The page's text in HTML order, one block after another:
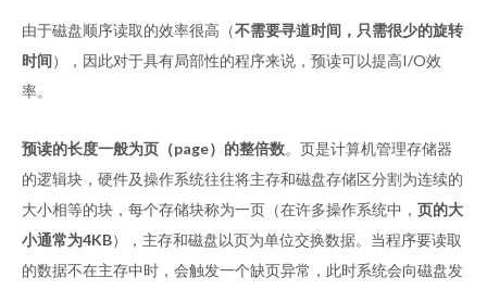
由于磁盘顺序读取的效率很高（不需要寻道时间，只需很少的旋转
时间），因此对于具有局部性的程序来说，预读可以提高I/O效
率。
预读的长度一般为页（page）的整倍数。页是计算机管理存储器
的逻辑块，硬件及操作系统往往将主存和磁盘存储区分割为连续的
大小相等的块，每个存储块称为一页（在许多操作系统中， 页的大
小通常为4KB），主存和磁盘以页为单位交换数据。当程序要读取
的数据不在主存中时，会触发一个缺页异常，此时系统会向磁盘发